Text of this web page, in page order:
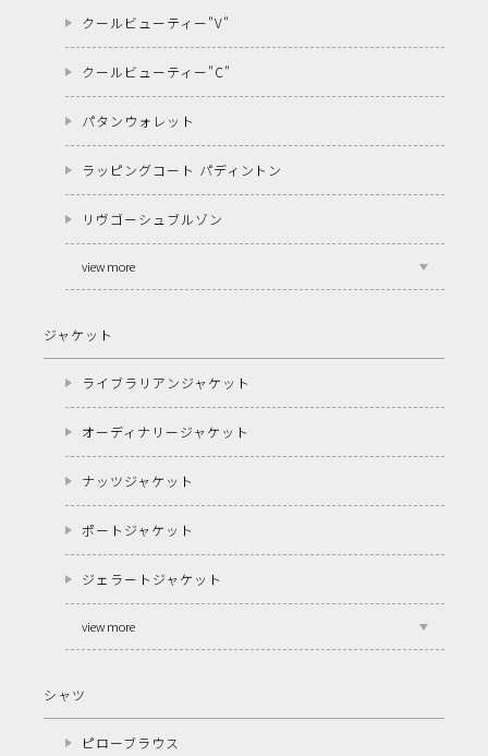
クールビューティー"V"
クールビューティー"C"
パタンウォレット
ラッピングコート パディントン
リヴゴーシュブルゾン
view more
ジャケット
ライブラリアンジャケット
オーディナリージャケット
ナッツジャケット
ポートジャケット
ジェラートジャケット
view more
シャツ
ピローブラウス